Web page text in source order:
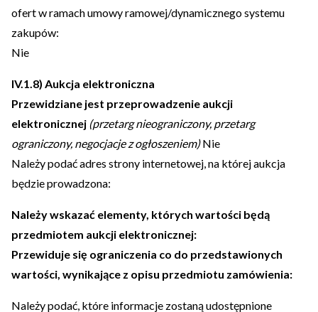
ofert w ramach umowy ramowej/dynamicznego systemu
zakupów:
Nie
IV.1.8) Aukcja elektroniczna
Przewidziane jest przeprowadzenie aukcji
elektronicznej (przetarg nieograniczony, przetarg
ograniczony, negocjacje z ogłoszeniem)Nie
Należy podać adres strony internetowej, na której aukcja
będzie prowadzona:
Należy wskazać elementy, których wartości będą
przedmiotem aukcji elektronicznej:
Przewiduje się ograniczenia co do przedstawionych
wartości, wynikające z opisu przedmiotu zamówienia:
Należy podać, które informacje zostaną udostępnione